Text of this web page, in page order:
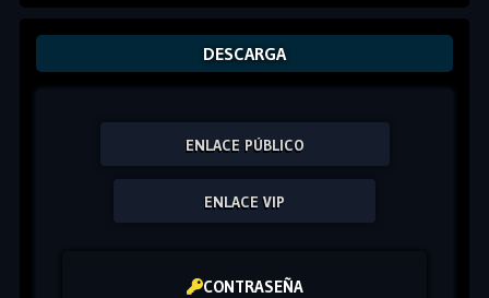
DESCARGA
ENLACE PÚBLICO
ENLACE VIP
CONTRASEÑA